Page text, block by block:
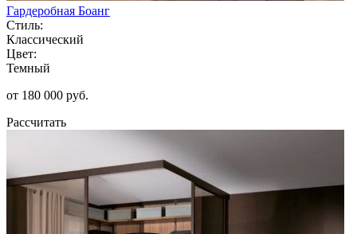
Гардеробная Боанг
Стиль:
Классический
Цвет:
Темный
от 180 000 руб.
Рассчитать